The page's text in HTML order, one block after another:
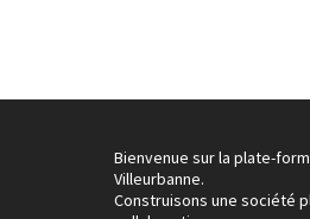
Bienvenue sur la plate-
Villeurbanne.
Construisons une société